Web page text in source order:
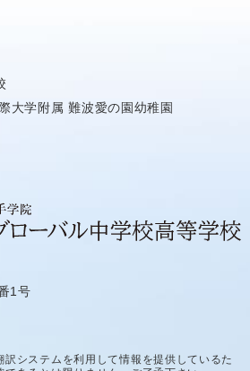
大学附属 難波愛の園幼稚園
1号
システムを利用して情報を提供しているた